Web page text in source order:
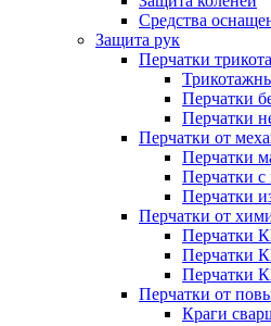
Средства
Защита рук
Перчатки
Перчатки
Перчатки
Перчатки от
Перчатки
Перчатки
Перчатки
Перчатки от
Перчатки
Перчатки
Перчатки
Перчатки от
Краги